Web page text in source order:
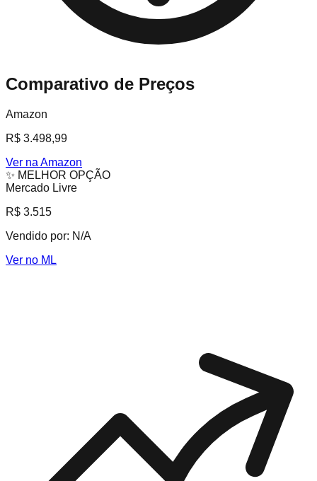
Comparativo de Preços
Amazon
R$ 3.498,99
Ver na Amazon
✨ MELHOR OPÇÃO
Mercado Livre
R$ 3.515
Vendido por: N/A
Ver no ML